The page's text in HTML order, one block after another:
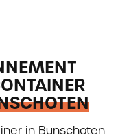
in Bunschoten